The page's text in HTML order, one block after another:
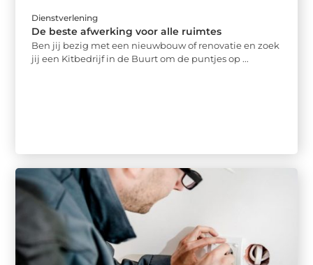
Dienstverlening
De beste afwerking voor alle ruimtes
Ben jij bezig met een nieuwbouw of renovatie en zoek
jij een Kitbedrijf in de Buurt om de puntjes op ...